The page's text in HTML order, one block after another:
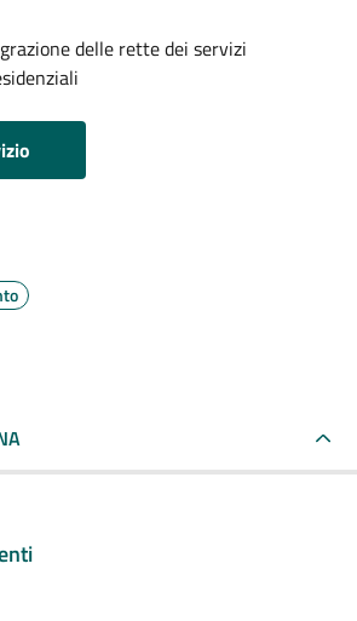
delle rette dei servizi